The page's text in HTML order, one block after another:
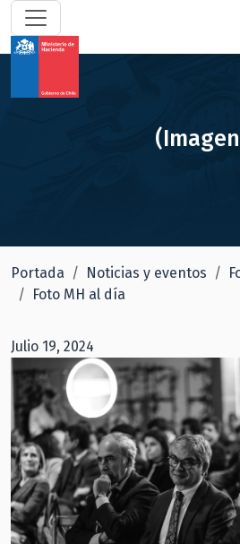
Portada Noticias y eventos
Foto MH al día
Julio 19, 2024